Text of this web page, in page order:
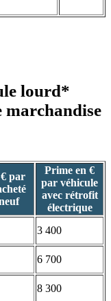
lourd*
marchandise
par
Prime en €
par véhicule
avec rétrofit
électrique
3 400
6 700
8 300